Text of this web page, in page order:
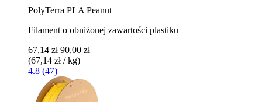
PolyTerra PLA Peanut
Filament o obniżonej zawartości plastiku
67,14 zł 90,00 zł
(67,14 zł / kg)
4.8 (47)